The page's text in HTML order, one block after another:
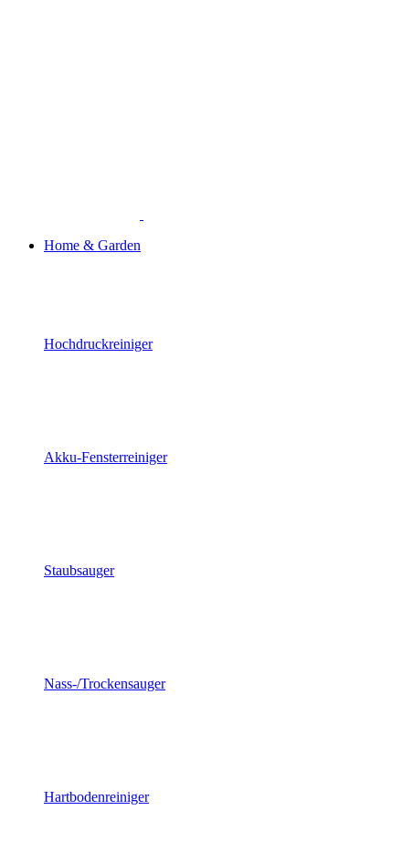
Home & Garden
Hochdruckreiniger
Akku-Fensterreiniger
Staubsauger
Nass-/Trockensauger
Hartbodenreiniger